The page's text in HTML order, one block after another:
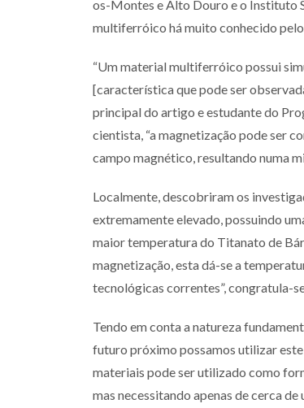
os-Montes e Alto Douro e o Instituto
multiferróico há muito conhecido
“Um material multiferróico possui
[característica que pode ser
principal do artigo e estudante do
cientista, “a magnetização pode ser
campo magnético, resultando numa
Localmente, descobriram os
extremamente elevado, possuindo
maior temperatura do Titanato de
magnetização, esta dá-se a
tecnológicas correntes”, congratula-
Tendo em conta a natureza
futuro próximo possamos utilizar
materiais pode ser utilizado como
mas necessitando apenas de cerca